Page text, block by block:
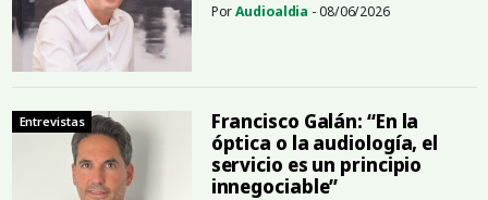
PorAudioaldia - 08/06/2026
Entrevistas
Francisco Galán: “En la
óptica o la audiología, el
servicio es un principio
innegociable”